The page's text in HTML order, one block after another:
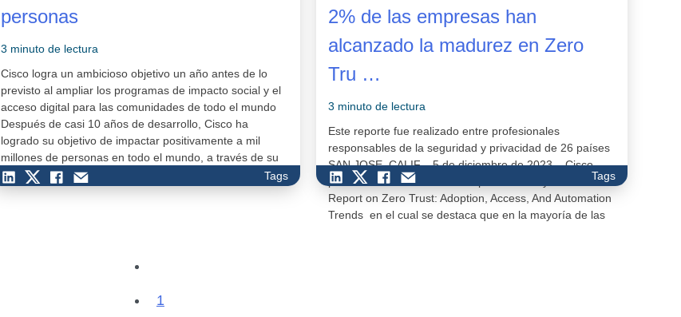
personas
3 minuto de lectura
Cisco logra un ambicioso objetivo un año antes de lo
previsto al ampliar los programas de impacto social y el
acceso digital para las comunidades de todo el mundo
Después de casi 10 años de desarrollo, Cisco ha
logrado su objetivo de impactar positivamente a mil
millones de personas en todo el mundo, a través de su
tecnología, su gente y sus socios, con un afán si…
Tags
2% de las empresas han
alcanzado la madurez en Zero
Tru …
3 minuto de lectura
Este reporte fue realizado entre profesionales
responsables de la seguridad y privacidad de 26 países
SAN JOSE, CALIF.- 5 de diciembre de 2023.– Cisco
presentó los resultados del reporte Security Outcomes
Report on Zero Trust: Adoption, Access, And Automation
Trends en el cual se destaca que en la mayoría de las
Tags
1